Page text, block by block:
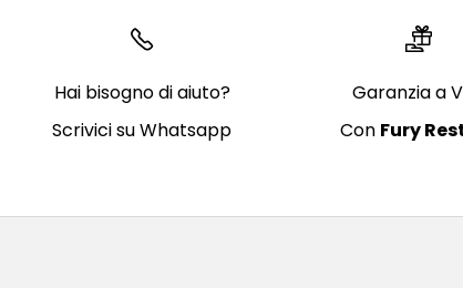
Hai bisogno di aiuto?
Scrivici su Whatsapp
Garanzia a
Con Fury